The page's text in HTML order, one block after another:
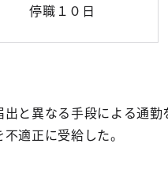
停職１０日
と異なる手段による通勤
適正に受給した。